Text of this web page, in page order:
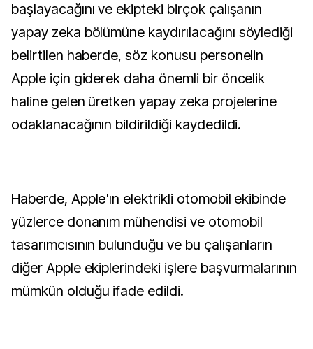
başlayacağını ve ekipteki birçok çalışanın
yapay zeka bölümüne kaydırılacağını söylediği
belirtilen haberde, söz konusu personelin
Apple için giderek daha önemli bir öncelik
haline gelen üretken yapay zeka projelerine
odaklanacağının bildirildiği kaydedildi.
Haberde, Apple'ın elektrikli otomobil ekibinde
yüzlerce donanım mühendisi ve otomobil
tasarımcısının bulunduğu ve bu çalışanların
diğer Apple ekiplerindeki işlere başvurmalarının
mümkün olduğu ifade edildi.